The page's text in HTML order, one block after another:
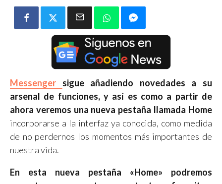
Messenger sigue añadiendo novedades a su
arsenal de funciones, y así es como a partir de
ahora veremos una nueva pestaña llamada Home
incorporarse a la interfaz ya conocida, como medida
de no perdernos los momentos más importantes de
nuestra vida.
En esta nueva pestaña «Home» podremos